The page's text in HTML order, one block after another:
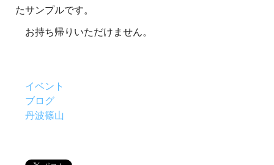
たサンプルです。
お持ち帰りいただけません。
イベント
ブログ
丹波篠山